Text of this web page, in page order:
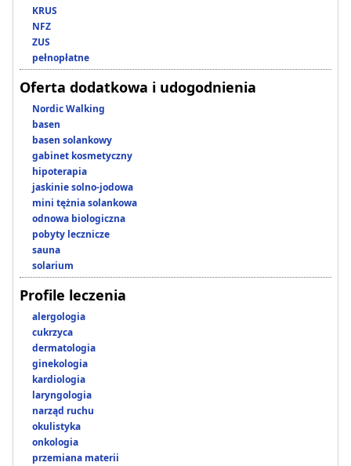
KRUS
NFZ
ZUS
pełnopłatne
Oferta dodatkowa i udogodnienia
Nordic Walking
basen
basen solankowy
gabinet kosmetyczny
hipoterapia
jaskinie solno-jodowa
mini tężnia solankowa
odnowa biologiczna
pobyty lecznicze
sauna
solarium
Profile leczenia
alergologia
cukrzyca
dermatologia
ginekologia
kardiologia
laryngologia
narząd ruchu
okulistyka
onkologia
przemiana materii